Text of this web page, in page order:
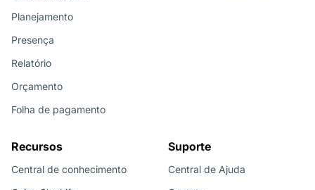
Planejamento
Presença
Relatório
Orçamento
Folha de pagamento
Recursos
Central de conhecimento
Suporte
Central de Ajuda